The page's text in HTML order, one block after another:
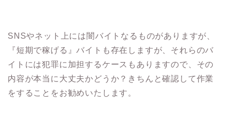
SNSやネット上には闇バイトなるものがありますが、
『短期で稼げる』バイトも存在しますが、それらのバ
イトには犯罪に加担するケースもありますので、その
内容が本当に大丈夫かどうか？きちんと確認して作業
をすることをお勧めいたします。